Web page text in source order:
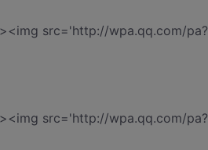
src='http://wpa.qq.com/pa?
src='http://wpa.qq.com/pa?